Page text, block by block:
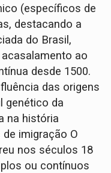
(específicos de
destacando a
do Brasil,
ao
desde 1500.
das origens
genético da
na história
imigração O
nos séculos 18
ou contínuos